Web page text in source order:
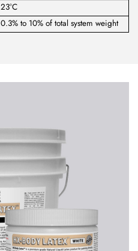
23°C
0.3% to 10% of total system weight